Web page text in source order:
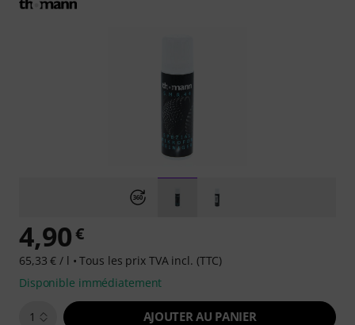
4,90€
65,33 € / l • Tous les prix TVA incl. (TTC)
Disponible immédiatement
1 AJOUTER AU PANIER